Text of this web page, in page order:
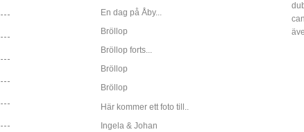
En dag på Åby...
Bröllop
Bröllop forts...
Bröllop
Bröllop
Här kommer ett foto till..
Ingela & Johan